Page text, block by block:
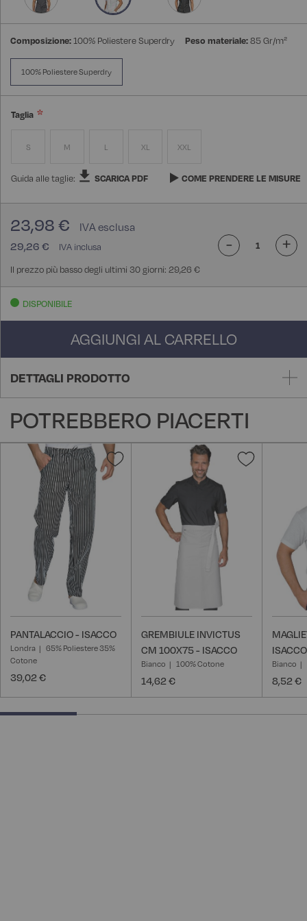
Composizione:100% Poliestere Superdry Peso materiale:85 Gr/m²
100% Poliestere Superdry
Taglia
S M L XL XXL
Guida alle taglie: SCARICA PDF COME PRENDERE LE MISURE
29,26 €
23,98 €
Il prezzo più basso degli ultimi 30 giorni: 29,26 €
- +
DISPONIBILE
AGGIUNGI AL CARRELLO
DETTAGLI PRODOTTO
POTREBBERO PIACERTI
Aggiungi
desideri
PANTALACCIO - ISACCO
Londra
65% Poliestere 35%
Cotone
39,02 €
Aggiungi
GREMBIULE INVICTUS
CM 100X75 - ISACCO
Bianco 100% Cotone
14,62 €
ISACCO
Bianco
8,52 €
25% completed